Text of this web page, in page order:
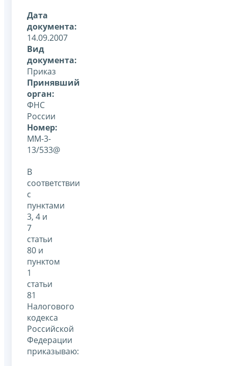
Дата
документа:
14.09.2007
Вид
документа:
Приказ
Принявший
орган:
ФНС
России
Номер:
ММ-3-
13/533@
В
соответствии
с
пунктами
3, 4 и
7
статьи
80 и
пунктом
1
статьи
81
Налогового
кодекса
Российской
Федерации
приказываю: